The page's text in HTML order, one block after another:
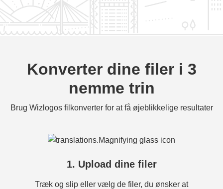
Konverter dine filer i 3
nemme trin
Brug Wizlogos filkonverter for at få øjeblikkelige resultater
1. Upload dine filer
Træk og slip eller vælg de filer, du ønsker at